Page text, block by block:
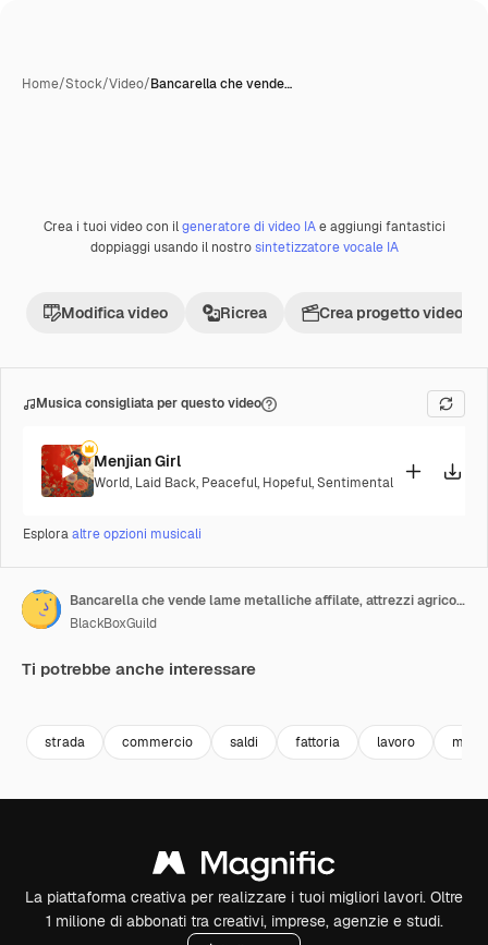
Home/Stock/Video/Bancarella che vende…
Premium
Crea i tuoi video con ilgeneratore di video IAe aggiungi fantastici
doppiaggi usando il nostrosintetizzatore vocale IA
Modifica video Ricrea Crea progetto video
Musica consigliata per questo video
Menjian Girl
World, Laid Back, Peaceful, Hopeful,Sentimental
Esploraaltre opzioni musicali
Bancarella che vende lame metalliche affilate, attrezzi agricoli e falci
BlackBoxGuild
Ti potrebbe anche interessare
strada commercio saldi fattoria lavoro mano
La piattaforma creativa per realizzare i tuoi migliori lavori. Oltre
1 milione di abbonati tra creativi, imprese, agenzie e studi.